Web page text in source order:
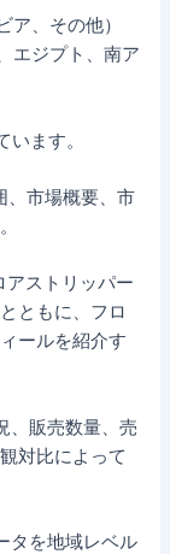
ア、その他）
エジプト、南ア
ます。
、市場概要、市
ストリッパー
ともに、フロ
ールを紹介す
、販売数量、売
対比によって
タを地域レベル